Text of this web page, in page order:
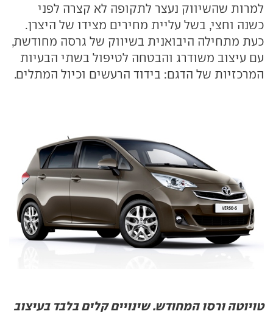
למרות שהשיווק נעצר לתקופה לא קצרה לפני
כשנה וחצי, בשל עליית מחירים מצידו של היצרן.
כעת מתחילה היבואנית בשיווק של גרסה מחודשת,
עם עיצוב משודרג והבטחה לטיפול בשתי הבעיות
המרכזיות של הדגם: בידוד הרעשים וכיול המתלים.
טויוטה ורסו המחודש. שינויים קלים בלבד בעיצוב